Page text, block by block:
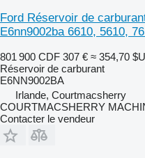
Ford Réservoir de
E6nn9002ba 6610, 5610,
801 900 CDF 307 € ≈ 354,70
Réservoir de carburant
E6NN9002BA
Irlande, Courtmacsherry
COURTMACSHERRY
Contacter le vendeur